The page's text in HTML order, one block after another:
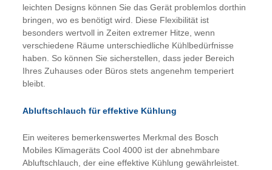
leichten Designs können Sie das Gerät problemlos dorthin
bringen, wo es benötigt wird. Diese Flexibilität ist
besonders wertvoll in Zeiten extremer Hitze, wenn
verschiedene Räume unterschiedliche Kühlbedürfnisse
haben. So können Sie sicherstellen, dass jeder Bereich
Ihres Zuhauses oder Büros stets angenehm temperiert
bleibt.
Abluftschlauch für effektive Kühlung
Ein weiteres bemerkenswertes Merkmal des Bosch
Mobiles Klimageräts Cool 4000 ist der abnehmbare
Abluftschlauch, der eine effektive Kühlung gewährleistet.